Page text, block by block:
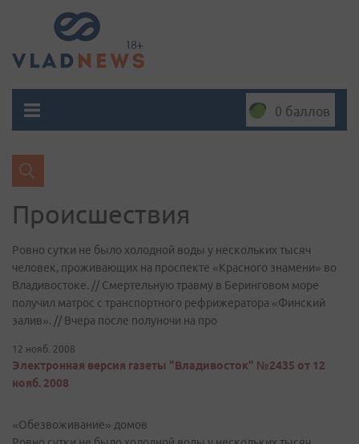
0 баллов
Происшествия
Ровно сутки не было холодной воды у нескольких тысяч
человек, проживающих на проспекте «Красного знамени» во
Владивостоке. // Смертельную травму в Беринговом море
получил матрос с транспортного рефрижератора «Финский
залив». // Вчера после полуночи на про
12 нояб. 2008
Электронная версия газеты "Владивосток" №2435 от 12
нояб. 2008
«Обезвоживание» домов